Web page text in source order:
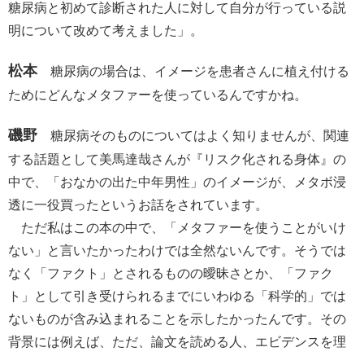
糖尿病と初めて診断された人に対して自分が行っている説
明について改めて考えました」。
松本糖尿病の場合は、イメージを患者さんに植え付ける
ためにどんなメタファーを使っているんですかね。
磯野 糖尿病そのものについてはよく知りませんが、関連
する話題として美馬達哉さんが『リスク化される身体』の
中で、「おなかの出た中年男性」のイメージが、メタボ浸
透に一役買ったというお話をされています。
ただ私はこの本の中で、「メタファーを使うことがいけ
ない」と言いたかったわけでは全然ないんです。そうでは
なく「ファクト」とされるものの曖昧さとか、「ファク
ト」として引き受けられるまでにいわゆる「科学的」では
ないものが含み込まれることを示したかったんです。その
背景には例えば、ただ、論文を読める人、エビデンスを理